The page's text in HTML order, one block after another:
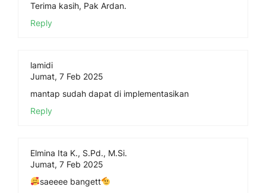
Terima kasih, Pak Ardan.
Reply
lamidi
Jumat, 7 Feb 2025
mantap sudah dapat di implementasikan
Reply
Elmina Ita K., S.Pd., M.Si.
Jumat, 7 Feb 2025
saeeee bangett